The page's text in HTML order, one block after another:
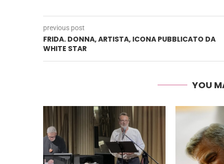
previous post
FRIDA. DONNA, ARTISTA, ICONA PUBBLICATO DA
WHITE STAR
YOU